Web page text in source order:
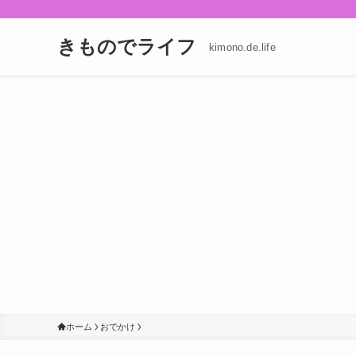
きものでライフ kimono.de.life
ホーム おでかけ